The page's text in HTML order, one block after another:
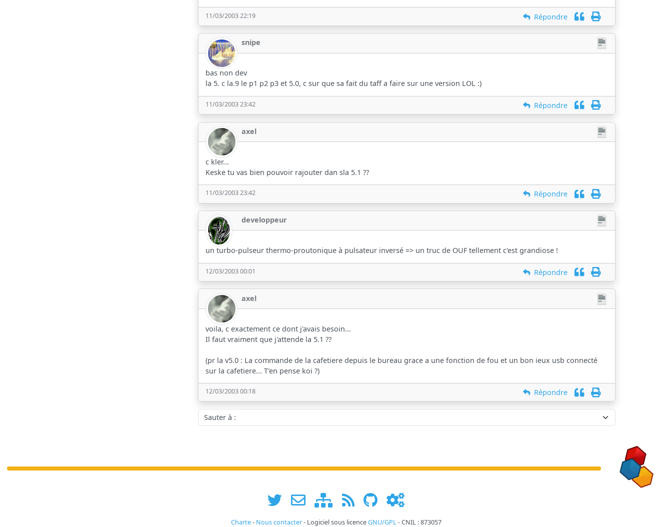
11/03/2003 22:19 Répondre
snipe
bas non dev
la 5. c la.9 le p1 p2 p3 et 5.0, c sur que sa fait du taff a faire sur une version LOL :)
11/03/2003 23:42 Répondre
axel
c kler...
Keske tu vas bien pouvoir rajouter dan sla 5.1 ??
11/03/2003 23:42 Répondre
developpeur
un turbo-pulseur thermo-proutonique à pulsateur inversé => un truc de OUF tellement c'est grandiose !
12/03/2003 00:01 Répondre
axel
voila, c exactement ce dont j'avais besoin...
Il faut vraiment que j'attende la 5.1 ??
(pr la v5.0 : La commande de la cafetiere depuis le bureau grace a une fonction de fou et un bon ieux usb connecté
sur la cafetiere... T'en pense koi ?)
12/03/2003 00:18 Répondre
Sauter à :
Charte- Nous contacter- Logiciel sous licenceGNU/GPL- CNIL : 873057